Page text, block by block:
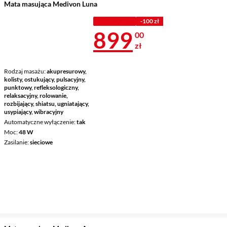
Mata masująca Medivon Luna
Rodzaj masażu akupresurowy,
kolisty, ostukujący, pulsacyjny,
punktowy, refleksologiczny,
relaksacyjny, rolowanie,
rozbijający, shiatsu, ugniatający,
usypiający, wibracyjny
Automatyczne wyłączenie tak
Moc 48 W
Zasilanie sieciowe
-100 zł
Cena 899 zł
899 00
zł